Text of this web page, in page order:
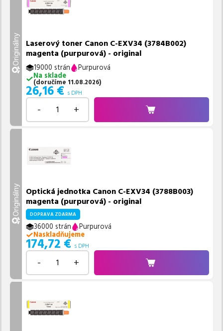
Originálny Laserový toner Canon C-EXV34 (3784B002)
magenta (purpurová) - original
19000 strán
Purpurová
Na sklade
(doručíme 11.08.2026)
26,16 € s DPH
- +
Originálny Optická jednotka Canon C-EXV34 (3788B003)
magenta (purpurová) - original
DOPRAVA ZDARMA
36000 strán
Purpurová
Naskladňujeme
174,72 € s DPH
- +